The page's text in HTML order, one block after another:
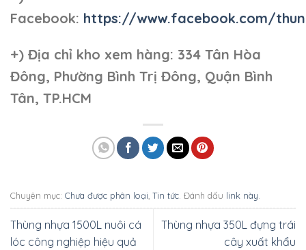
Facebook: https://www.facebook.com/
+) Địa chỉ kho xem hàng: 334 Tân Hòa
Đông, Phường Bình Trị Đông, Quận Bình
Tân, TP.HCM
Chuyên mục: Chưa được phân loại Tin tức . Đánh dấu link này
Thùng nhựa 1500L nuôi cá
lóc công nghiệp hiệu quả
Thùng nhựa 350L đựng trái
cây xuất khẩu